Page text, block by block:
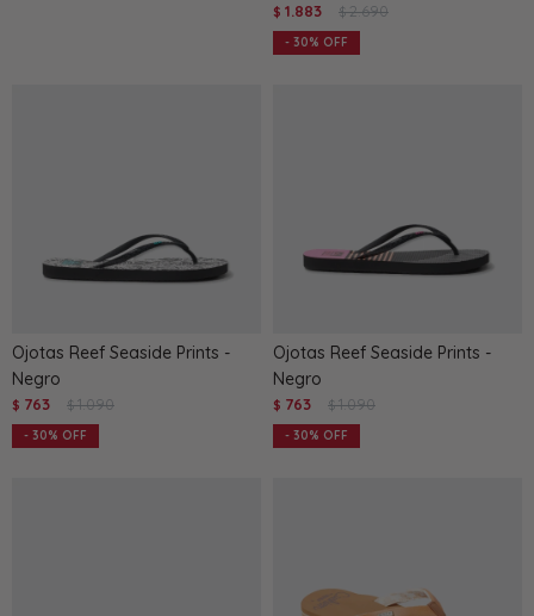
$ 1.883 $ 2.690
30
Ojotas Reef Seaside Prints -
Negro
$ 763 $ 1.090
30
Ojotas Reef Seaside Prints -
Negro
$ 763 $ 1.090
30